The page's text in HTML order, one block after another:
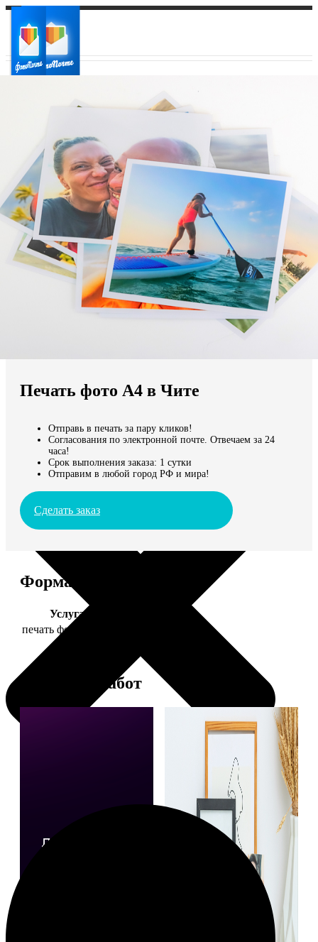
Ваш регион доставки
Выберите из списка:
Мы доставляем по всему миру
Продолжить без города
Печать фото А4 в Чите
Отправь в печать за пару кликов!
Согласования по электронной почте. Отвечаем за 24
часа!
Срок выполнения заказа: 1 сутки
Отправим в любой город РФ и мира!
Сделать заказ
Форматы и цены
Услуга
печать фото 20х30
Примеры работ